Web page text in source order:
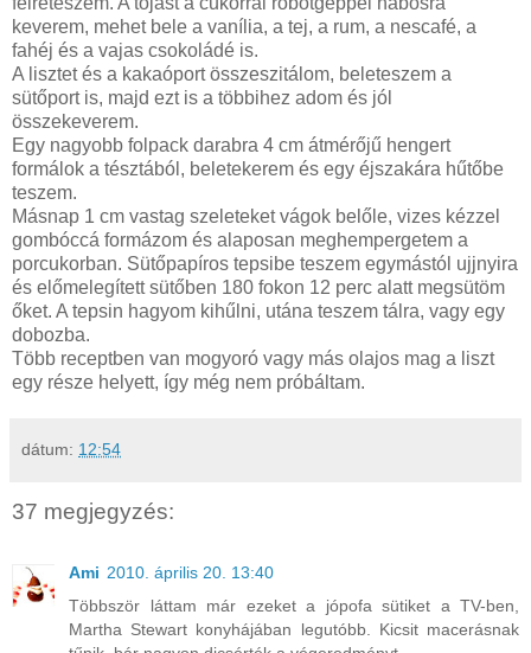
keverem, mehet bele a vanília, a tej, a rum, a nescafé, a
fahéj és a vajas csokoládé is.
A lisztet és a kakaóport összeszitálom, beleteszem a
sütőport is, majd ezt is a többihez adom és jól
összekeverem.
Egy nagyobb folpack darabra 4 cm átmérőjű hengert
formálok a tésztából, beletekerem és egy éjszakára hűtőbe
teszem.
Másnap 1 cm vastag szeleteket vágok belőle, vizes kézzel
gombóccá formázom és alaposan meghempergetem a
porcukorban. Sütőpapíros tepsibe teszem egymástól ujjnyira
és előmelegített sütőben 180 fokon 12 perc alatt megsütöm
őket. A tepsin hagyom kihűlni, utána teszem tálra, vagy egy
dobozba.
Több receptben van mogyoró vagy más olajos mag a liszt
egy része helyett, így még nem próbáltam.
dátum: 12:54
37 megjegyzés:
Ami 2010. április 20. 13:40
Többször láttam már ezeket a jópofa sütiket a TV-ben,
Martha Stewart konyhájában legutóbb. Kicsit macerásnak